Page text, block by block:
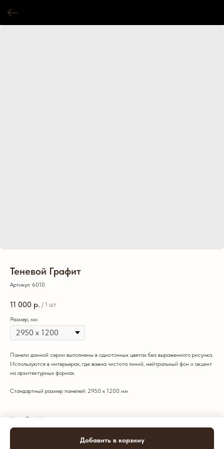
Теневой Графит
Артикул: 6010
11 000 р. / 1 шт
Размер, мм
Добавить в корзину
Панели данной серии выполнены в однотонных цветах без выраженного рисунка.
Используются в интерьерах, где важна чистота линий, нейтральный фон и акцент
на архитектурных формах.
Стандартный размер панелей: 2950 х 1200 мм
Цвет: Серый
Тип: Стандарт